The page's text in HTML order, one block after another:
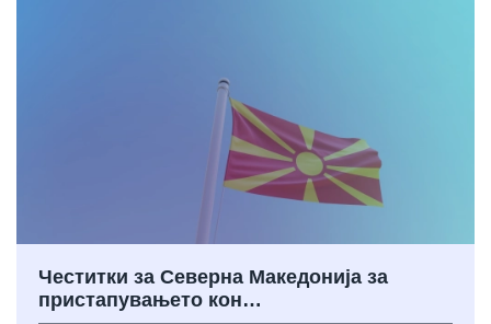
Честитки за Северна Македонија за
пристапувањето кон…